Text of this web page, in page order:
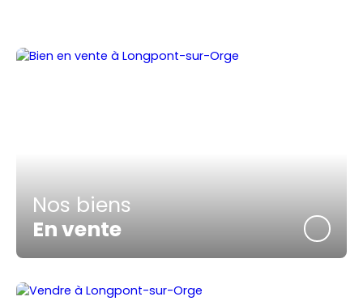
Nos biens
En vente